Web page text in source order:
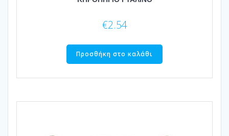
€2.54
Προσθήκη στο καλάθι